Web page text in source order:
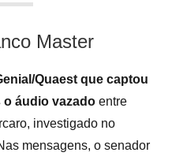
Master
Quaest que captou
o áudio vazado entre
investigado no
mensagens, o senador